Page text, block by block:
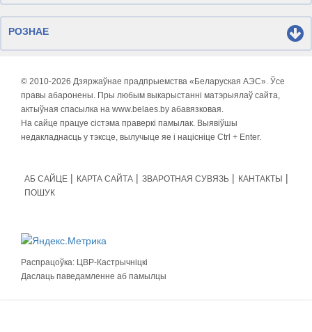
РОЗНАЕ
© 2010-2026 Дзяржаўнае прадпрыемства «Беларуская АЭС». Ўсе
правы абаронены. Пры любым выкарыстанні матэрыялаў сайта,
актыўная спасылка на www.belaes.by абавязковая.
На сайце працуе сістэма праверкі памылак. Выявіўшы
недакладнасць у тэксце, вылучыце яе і націсніце Ctrl + Enter.
АБ САЙЦЕ КАРТА САЙТА ЗВАРОТНАЯ СУВЯЗЬ
КАНТАКТЫ
ПОШУК
Распрацоўка: ЦВР-Кастрычніцкі
Даслаць паведамленне аб памылцы